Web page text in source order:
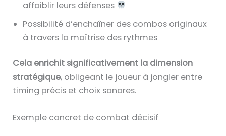
affaiblir leurs défenses
Possibilité d’enchaîner des combos originaux
à travers la maîtrise des rythmes
Cela enrichit significativement la dimension
stratégique, obligeant le joueur à jongler entre
timing précis et choix sonores.
Exemple concret de combat décisif